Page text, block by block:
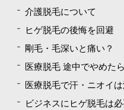
介護脱毛について
ヒゲ脱毛の後悔を回避
剛毛・毛深いと痛い？
医療脱毛 途中でやめた
医療脱毛で汗・ニオイは
ビジネスにヒゲ脱毛は必